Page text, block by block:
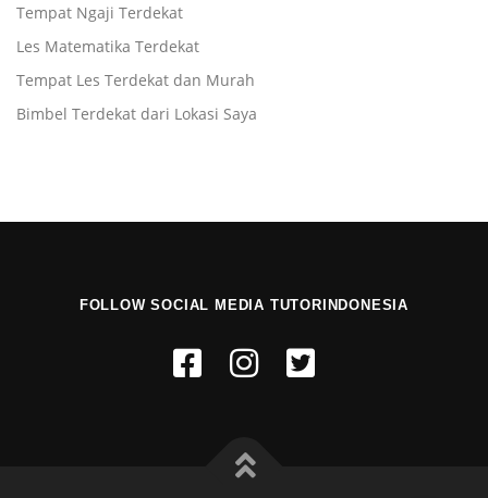
Tempat Ngaji Terdekat
Les Matematika Terdekat
Tempat Les Terdekat dan Murah
Bimbel Terdekat dari Lokasi Saya
FOLLOW SOCIAL MEDIA TUTORINDONESIA